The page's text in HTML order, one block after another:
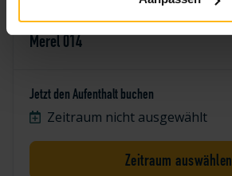
Merel 014
Jetzt den Aufenthalt buchen
Zeitraum nicht ausgewählt
Zeitraum auswählen